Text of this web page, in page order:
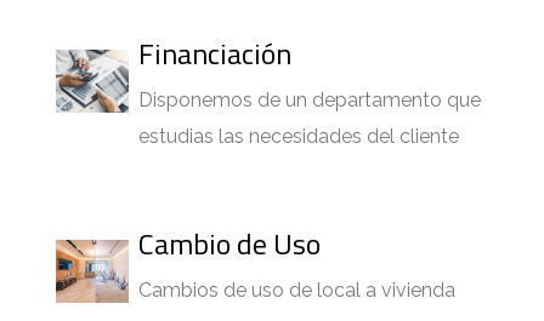
Financiación
Disponemos de un departamento que
estudias las necesidades del cliente
Cambio de Uso
Cambios de uso de local a vivienda